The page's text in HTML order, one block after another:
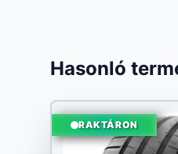
Hasonló
RAKTÁRON